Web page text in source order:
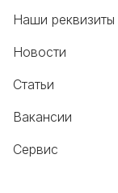
Наши реквизиты
Новости
Статьи
Вакансии
Сервис